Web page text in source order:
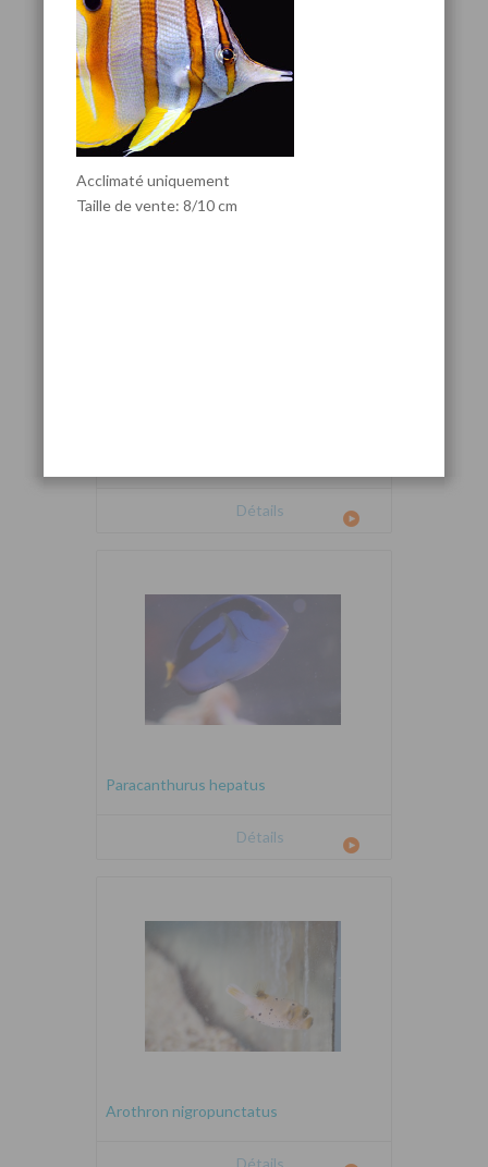
Canthigaster valentini
Détails
Paracanthurus hepatus
Détails
Arothron nigropunctatus
Détails
Acclimaté uniquement
Taille de vente: 8/10 cm